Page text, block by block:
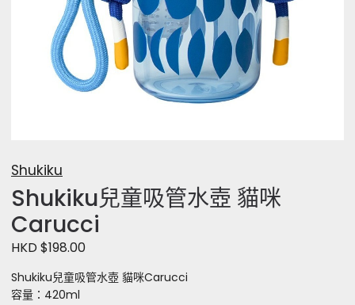
Shukiku
Shukiku兒童吸管水壺 貓咪
Carucci
HKD $198.00
Shukiku兒童吸管水壺 貓咪Carucci
容量：420ml